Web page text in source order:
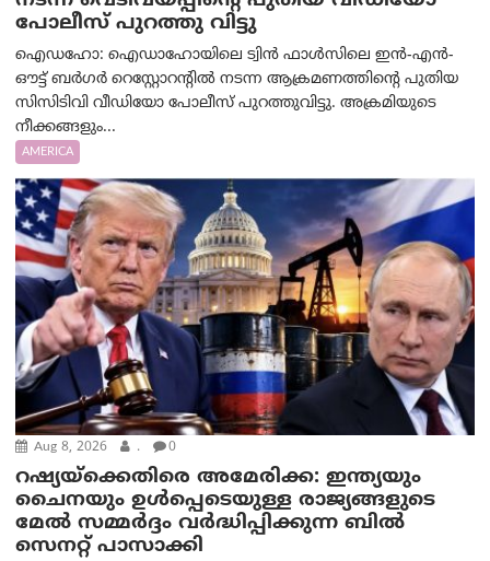
പോലീസ് പുറത്തു വിട്ടു
ഐഡഹോ: ഐഡാഹോയിലെ ട്വിൻ ഫാൾസിലെ ഇൻ-എൻ-
ഔട്ട് ബർഗർ റെസ്റ്റോറന്റിൽ നടന്ന ആക്രമണത്തിന്റെ പുതിയ
സിസിടിവി വീഡിയോ പോലീസ് പുറത്തുവിട്ടു. അക്രമിയുടെ
നീക്കങ്ങളും...
AMERICA
Aug 8, 2026 . 0
റഷ്യയ്‌ക്കെതിരെ അമേരിക്ക: ഇന്ത്യയും
ചൈനയും ഉൾപ്പെടെയുള്ള രാജ്യങ്ങളുടെ
മേൽ സമ്മർദ്ദം വർദ്ധിപ്പിക്കുന്ന ബിൽ
സെനറ്റ് പാസാക്കി